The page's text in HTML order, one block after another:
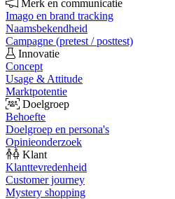
Merk en communicatie
Imago en brand tracking
Naamsbekendheid
Campagne (pretest / posttest)
Innovatie
Concept
Usage & Attitude
Marktpotentie
Doelgroep
Behoefte
Doelgroep en persona's
Opinieonderzoek
Klant
Klanttevredenheid
Customer journey
Mystery shopping